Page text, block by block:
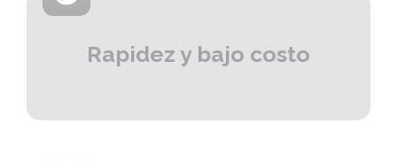
Rapidez y bajo costo